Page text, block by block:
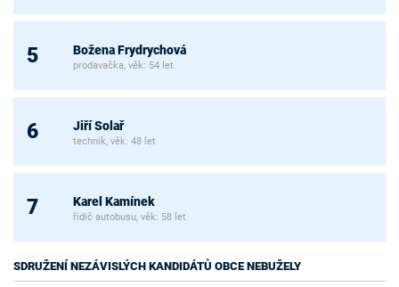
5 Božena Frydrychová
prodavačka, věk: 54 let
6 Jiří Solař
technik, věk: 48 let
7 Karel Kamínek
řidič autobusu, věk: 58 let
SDRUŽENÍ NEZÁVISLÝCH KANDIDÁTŮ OBCE NEBUŽELY